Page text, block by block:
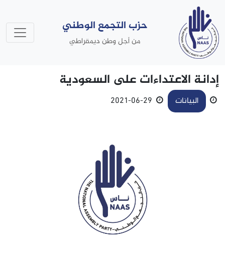
حزب التجمع الوطني
من أجل وطن ديمقراطي
إدانة الاعتداءات على السعودية
البيانات